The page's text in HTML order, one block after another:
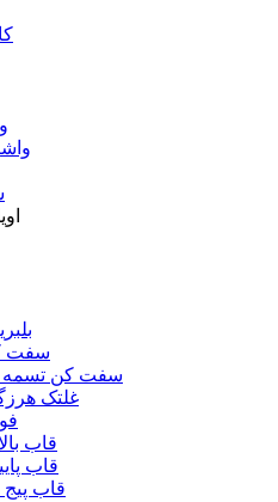
سفت
سفت کن تسمه
غلتک
قاب
قاب
قاب پیج